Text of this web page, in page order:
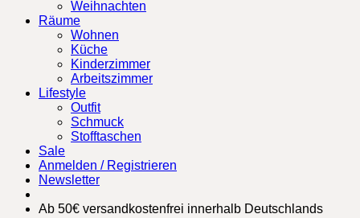
Weihnachten
Räume
Wohnen
Küche
Kinderzimmer
Arbeitszimmer
Lifestyle
Outfit
Schmuck
Stofftaschen
Sale
Anmelden / Registrieren
Newsletter
Ab 50€ versandkostenfrei innerhalb Deutschlands